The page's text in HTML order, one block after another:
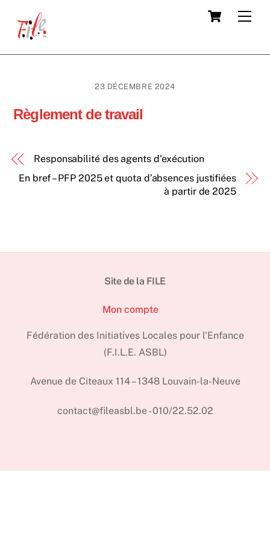
content
Cart
23 DÉCEMBRE 2024
Règlement de travail
Responsabilité des agents d’exécution
En bref – PFP 2025 et quota d’absences justifiées
à partir de 2025
Site de la FILE
Mon compte
Fédération des Initiatives Locales pour l'Enfance
(F.I.L.E. ASBL)
Avenue de Citeaux 114 – 1348 Louvain-la-Neuve
contact@fileasbl.be - 010/22.52.02